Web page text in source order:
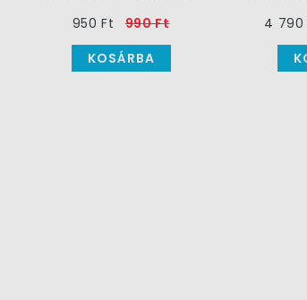
950 Ft
990 Ft
KOSÁRBA
4 790